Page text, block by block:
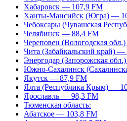
Хабаровск — 107,9 FM
Ханты-Мансийск (Югра) —
Чебоксары (Чувашская
Челябинск — 88,4 FM
Череповец (Вологодская
Чита (Забайкальский край) —
Энергодар (Запорожская
Южно-Сахалинск
Якутск — 87,9 FM
Ялта (Республика Крым) —
Ярославль — 98,3 FM
Тюменская область:
Абатское — 103,8 FM